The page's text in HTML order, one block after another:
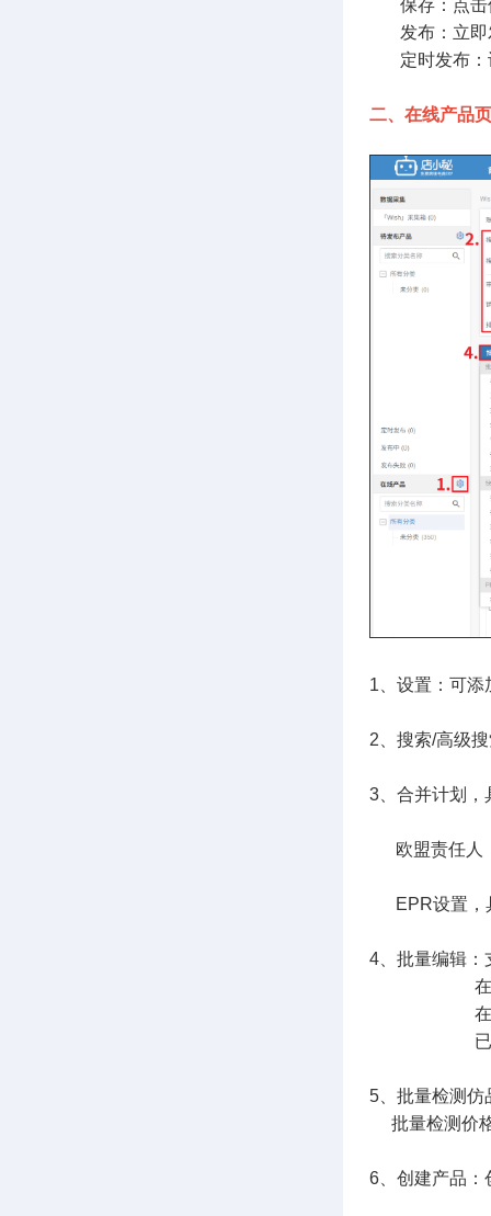
保存：点击
发布：立即
定时发布：
二、在线产品
1、设置：可添
2、搜索/高级
3、合并计划，
欧盟责任人
EPR设置，
4、批量编辑：
在线产品点
在线产品
已下架点击
5、批量检测仿
批量检测价格
6、创建产品：